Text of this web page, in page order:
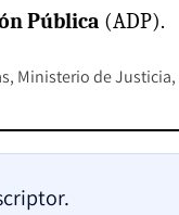
Pública (ADP).
Ministerio de Justicia